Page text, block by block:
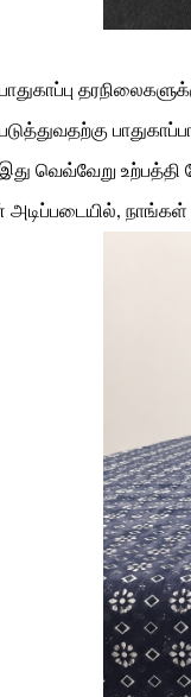
வெவ்வேறு உற்பத்தி
அடிப்படையில்,